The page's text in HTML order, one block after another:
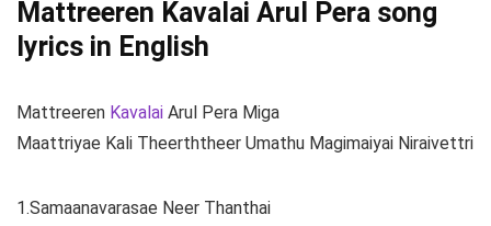
Mattreeren Kavalai Arul Pera song
lyrics in English
Mattreeren Kavalai Arul Pera Miga
Maattriyae Kali Theerththeer Umathu Magimaiyai Niraivettri
1.Samaanavarasae Neer Thanthai